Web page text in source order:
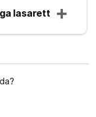
lasarett